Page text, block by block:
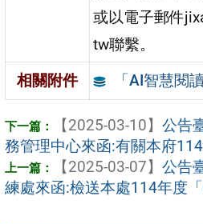
或以電子郵件
tw聯繫。
相關附件
「AI智慧閱
【2025-03-10】 公告
務管理中心來函:有關本府
【2025-03-07】 公告
練處來函:檢送本處114年度